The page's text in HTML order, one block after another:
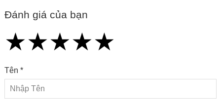
Đánh giá của bạn
★
★★
★★★
★★★★
★★★★★
Tên *